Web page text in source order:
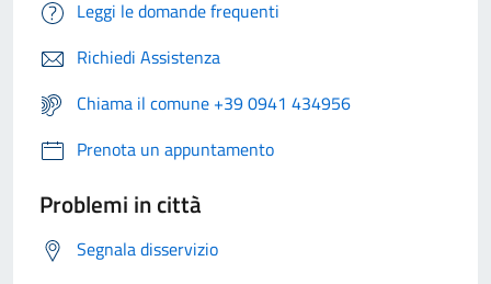
Leggi le domande frequenti
Richiedi Assistenza
Chiama il comune +39 0941 434956
Prenota un appuntamento
Problemi in città
Segnala disservizio